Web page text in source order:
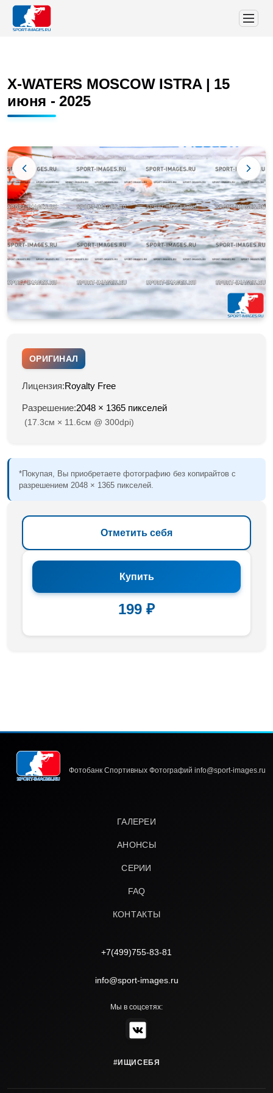
X-WATERS MOSCOW ISTRA | 15
июня - 2025
ОРИГИНАЛ
Лицензия:Royalty Free
Разрешение:2048 × 1365 пикселей
(17.3см × 11.6см @ 300dpi)
*Покупая, Вы приобретаете фотографию без копирайтов с
разрешением 2048 × 1365 пикселей.
Отметить себя
Купить
199 ₽
Фотобанк Спортивных Фотографий info@sport-images.ru
ГАЛЕРЕИ
АНОНСЫ
СЕРИИ
FAQ
КОНТАКТЫ
+7(499)755-83-81
info@sport-images.ru
Мы в соцсетях:
#ИЩИСЕБЯ